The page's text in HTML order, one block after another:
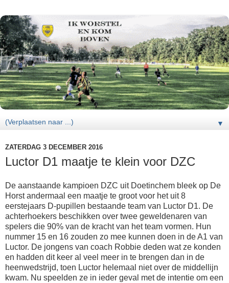
▼
ZATERDAG 3 DECEMBER 2016
Luctor D1 maatje te klein voor DZC
De aanstaande kampioen DZC uit Doetinchem bleek op De
Horst andermaal een maatje te groot voor het uit 8
eerstejaars D-pupillen bestaande team van Luctor D1. De
achterhoekers beschikken over twee geweldenaren van
spelers die 90% van de kracht van het team vormen. Hun
nummer 15 en 16 zouden zo mee kunnen doen in de A1 van
Luctor. De jongens van coach Robbie deden wat ze konden
en hadden dit keer al veel meer in te brengen dan in de
heenwedstrijd, toen Luctor helemaal niet over de middellijn
kwam. Nu speelden ze in ieder geval met de intentie om een